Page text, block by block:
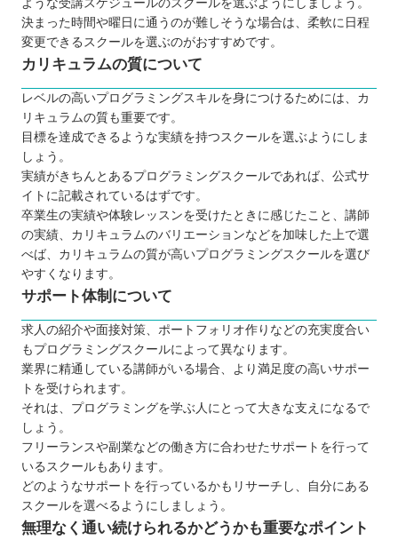
ような受講スケジュールのスクールを選ぶようにしましょう。
決まった時間や曜日に通うのが難しそうな場合は、柔軟に日程
変更できるスクールを選ぶのがおすすめです。
カリキュラムの質について
レベルの高いプログラミングスキルを身につけるためには、カ
リキュラムの質も重要です。
目標を達成できるような実績を持つスクールを選ぶようにしま
しょう。
実績がきちんとあるプログラミングスクールであれば、公式サ
イトに記載されているはずです。
卒業生の実績や体験レッスンを受けたときに感じたこと、講師
の実績、カリキュラムのバリエーションなどを加味した上で選
べば、カリキュラムの質が高いプログラミングスクールを選び
やすくなります。
サポート体制について
求人の紹介や面接対策、ポートフォリオ作りなどの充実度合い
もプログラミングスクールによって異なります。
業界に精通している講師がいる場合、より満足度の高いサポー
トを受けられます。
それは、プログラミングを学ぶ人にとって大きな支えになるで
しょう。
フリーランスや副業などの働き方に合わせたサポートを行って
いるスクールもあります。
どのようなサポートを行っているかもリサーチし、自分にある
スクールを選べるようにしましょう。
無理なく通い続けられるかどうかも重要なポイント